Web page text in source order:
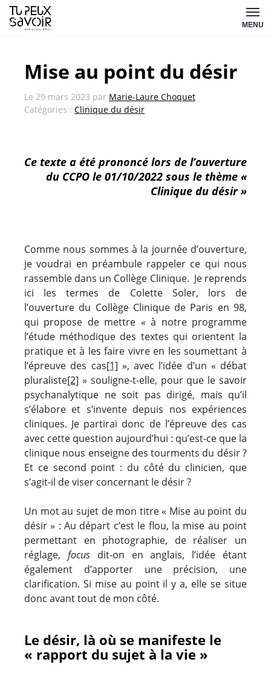
Aller
au
MENU
Mise au point du désir
Le 29 mars 2023 par Marie-Laure Choquet
Catégories : Clinique du désir
Ce texte a été prononcé lors de l’ouverture
du CCPO le 01/10/2022 sous le thème «
Clinique du désir »
Comme nous sommes à la journée d’ouverture,
je voudrai en préambule rappeler ce qui nous
rassemble dans un Collège Clinique. Je reprends
ici les termes de Colette Soler, lors de
l’ouverture du Collège Clinique de Paris en 98,
qui propose de mettre « à notre programme
l’étude méthodique des textes qui orientent la
pratique et à les faire vivre en les soumettant à
l’épreuve des cas[1] », avec l’idée d’un « débat
pluraliste[2] » souligne-t-elle, pour que le savoir
psychanalytique ne soit pas dirigé, mais qu’il
s’élabore et s’invente depuis nos expériences
cliniques. Je partirai donc de l’épreuve des cas
avec cette question aujourd’hui : qu’est-ce que la
clinique nous enseigne des tourments du désir ?
Et ce second point : du côté du clinicien, que
s’agit-il de viser concernant le désir ?
Un mot au sujet de mon titre « Mise au point du
désir » : Au départ c’est le flou, la mise au point
permettant en photographie, de réaliser un
réglage, focusdit-on en anglais, l’idée étant
également d’apporter une précision, une
clarification. Si mise au point il y a, elle se situe
donc avant tout de mon côté.
Le désir, là où se manifeste le
« rapport du sujet à la vie »